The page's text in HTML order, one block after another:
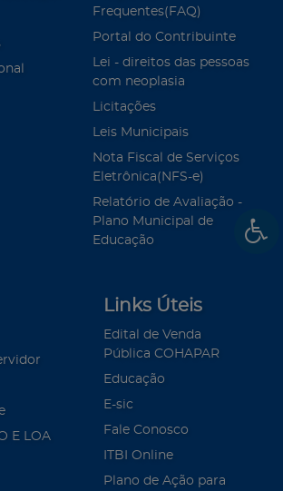
Frequentes(FAQ)
Portal do Contribuinte
Lei - direitos das pessoas
com neoplasia
Licitações
Leis Municipais
Nota Fiscal de Serviços
Eletrônica(NFS-e)
Relatório de Avaliação -
Plano Municipal de
Educação
E LOA
Links Úteis
Edital de Venda
Pública COHAPAR
Educação
E-sic
Fale Conosco
ITBI Online
Plano de Ação para